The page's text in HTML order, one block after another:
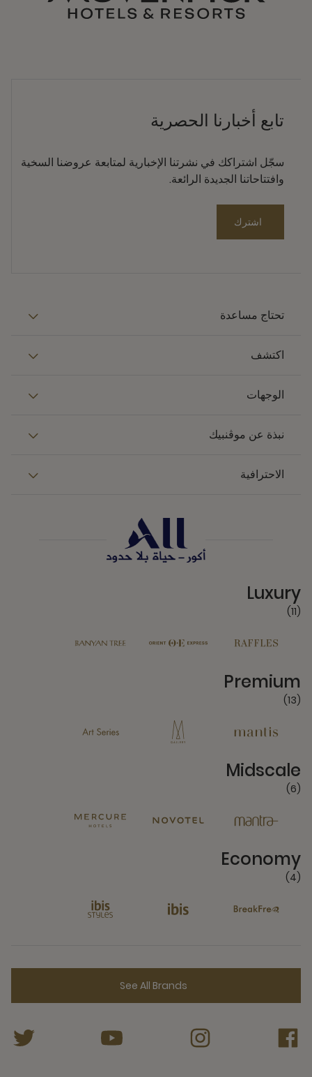
تابع أخبارنا الحصرية
سجّل اشتراكك في نشرتنا الإخبارية لمتابعة عروضنا السخية
وافتتاحاتنا الجديدة الرائعة.
اشترك
تحتاج مساعدة
اكتشف
الوجهات
نبذة عن موڤنبيك
الاحترافية
Luxury
(11)
Premium
(13)
Midscale
(6)
Economy
(4)
See All Brands